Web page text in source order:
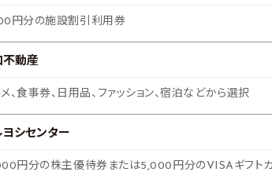
円分の施設割引利用券
不動産
、食事券、日用品、ファッション、宿泊などから選択
ヨシセンター
円分の株主優待券または5,000円分のVISAギフト